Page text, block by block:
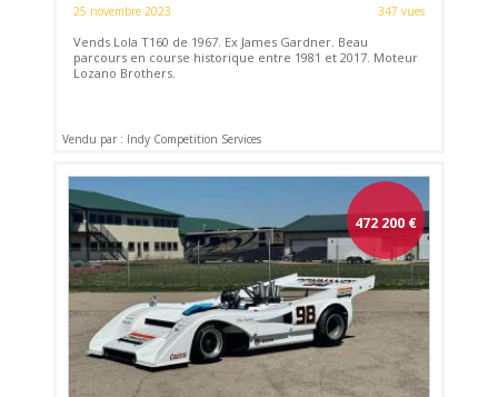
25 novembre 2023
347 vues
Vends Lola T160 de 1967. Ex James Gardner. Beau
parcours en course historique entre 1981 et 2017. Moteur
Lozano Brothers.
Vendu par : Indy Competition Services
472 200€